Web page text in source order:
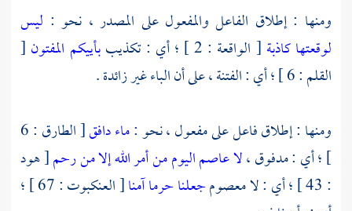
ومنها : إطلاق الفاعل والمفعول على المصدر ، نحو : ليس
لوقعتها كاذبة [ الواقعة : 2 ] ؛ أي : تكذيب بأييكم المفتون [
القلم : 6 ] ؛ أي : الفتنة ، على أن الباء غير زائدة .
ومنها : إطلاق فاعل على مفعول ، نحو :ماء دافق
[ الطارق : 6
] ؛ أي : مدفوق ،لا عاصم اليوم من أمر الله إلا من رحم[ هود
: 43 ] ؛ أي : لا معصوم
جعلنا حرما آمنا
[ العنكبوت : 67 ] ؛